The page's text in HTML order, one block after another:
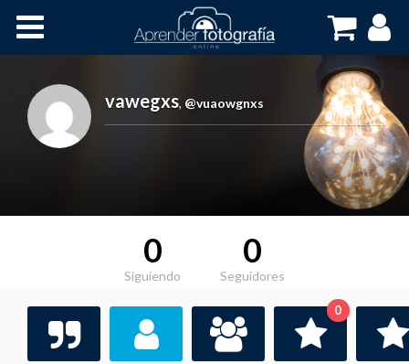
Cursos OnLine
vawegxs, @vuaowgnxs
0
Siguiendo
0
Seguidores
0